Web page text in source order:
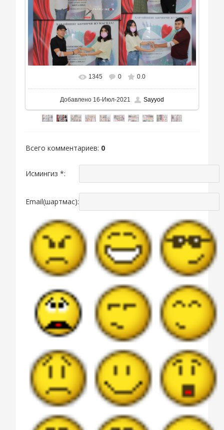
В реальном размере 1600x1000
1345 0 0.0
Добавлено 16-Июл-2021 Sayyod
Всего комментариев: 0
Исмингиз *:
Email(шартмас):